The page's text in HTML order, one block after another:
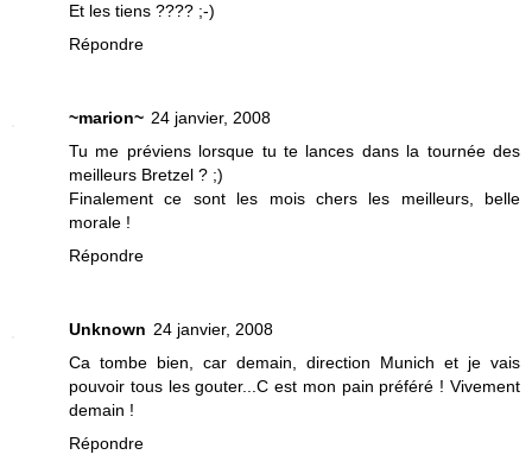
Et les tiens ???? ;-)
Répondre
~marion~ 24 janvier, 2008
Tu me préviens lorsque tu te lances dans la tournée des
meilleurs Bretzel ? ;)
Finalement ce sont les mois chers les meilleurs, belle
morale !
Répondre
Unknown 24 janvier, 2008
Ca tombe bien, car demain, direction Munich et je vais
pouvoir tous les gouter...C est mon pain préféré ! Vivement
demain !
Répondre